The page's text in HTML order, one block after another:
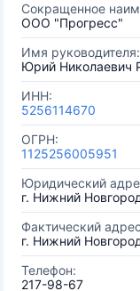
Сокращенное
ООО "Прогресс"
Имя руководителя:
Юрий Николаевич
ИНН:
5256114670
ОГРН:
1125256005951
Юридический
г. Нижний
Фактический
г. Нижний
Телефон:
217-98-67